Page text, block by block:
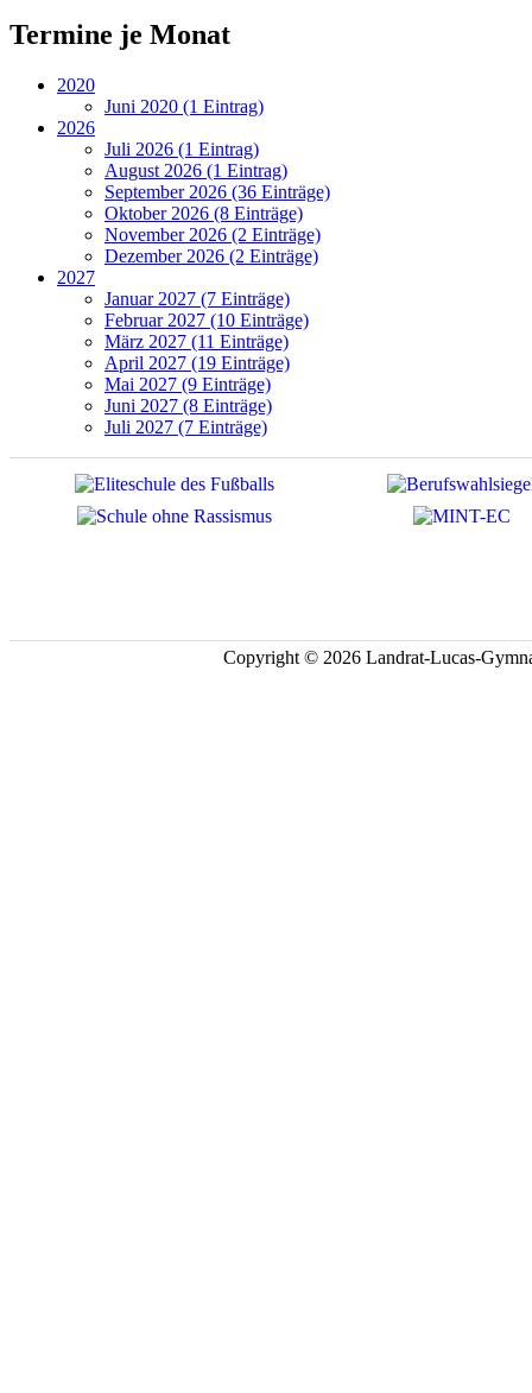
Termine je Monat
2020
Juni 2020 (1 Eintrag)
2026
Juli 2026 (1 Eintrag)
August 2026 (1 Eintrag)
September 2026 (36 Einträge)
Oktober 2026 (8 Einträge)
November 2026 (2 Einträge)
Dezember 2026 (2 Einträge)
2027
Januar 2027 (7 Einträge)
Februar 2027 (10 Einträge)
März 2027 (11 Einträge)
April 2027 (19 Einträge)
Mai 2027 (9 Einträge)
Juni 2027 (8 Einträge)
Juli 2027 (7 Einträge)
Copyright © 2026 Landrat-Lucas-